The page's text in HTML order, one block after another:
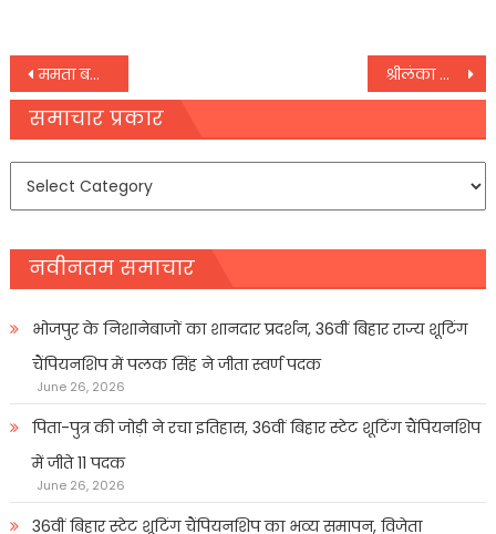
Post
navigation
ममता बनर्जी ने कहा- तीन महीने से कानून-व्यवस्था EC के कंट्रोल में थी, अब शांति सुनिश्चित करूंगी श्रीलंका की नौसेना ने 86 भारतीय मछुआरे किए गिरफ्तार
समाचार प्रकार
नवीनतम समाचार
भोजपुर के निशानेबाजों का शानदार प्रदर्शन, 36वीं बिहार राज्य शूटिंग
चैंपियनशिप में पलक सिंह ने जीता स्वर्ण पदक
June 26, 2026
पिता-पुत्र की जोड़ी ने रचा इतिहास, 36वीं बिहार स्टेट शूटिंग चैंपियनशिप
में जीते 11 पदक
June 26, 2026
36वीं बिहार स्टेट शूटिंग चैंपियनशिप का भव्य समापन, विजेता